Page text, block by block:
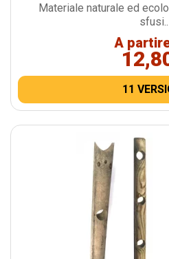
Materiale naturale ed
sfusi..
A
11